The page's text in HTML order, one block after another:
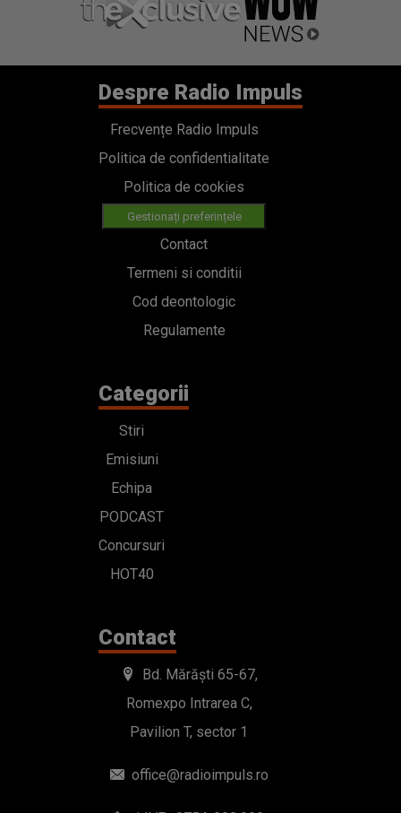
Despre Radio Impuls
Frecvențe Radio Impuls
Politica de confidentialitate
Politica de cookies
Gestionați preferințele
Contact
Termeni si conditii
Cod deontologic
Regulamente
Categorii
Stiri
Emisiuni
Echipa
PODCAST
Concursuri
HOT40
Contact
Bd. Mărăști 65-67,
Romexpo Intrarea C,
Pavilion T, sector 1
office@radioimpuls.ro